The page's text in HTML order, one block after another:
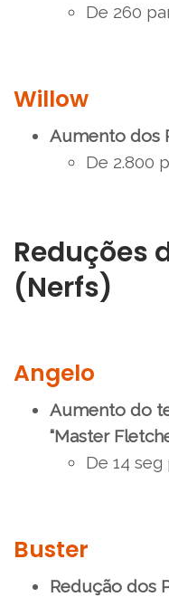
De 260
Willow
Aumento dos
De 2.800
Reduções
(Nerfs)
Angelo
Aumento do
“Master
De 14
Buster
Redução dos